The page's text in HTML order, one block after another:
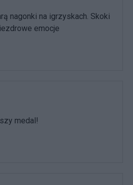
nagonki na igrzyskach. Skoki
emocje
medal!